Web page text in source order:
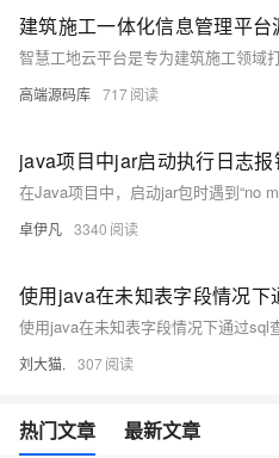
高端源码库 717
卓伊凡 3340
使用java在未知表字段情况下
使用java在未知表字段情况下通过sql
刘大猫. 307
热门文章 最新文章